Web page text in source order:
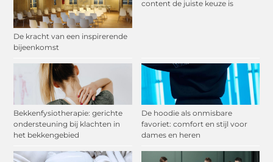
De kracht van een inspirerende
bijeenkomst
content de juiste keuze is
Bekkenfysiotherapie: gerichte
ondersteuning bij klachten in
het bekkengebied
De hoodie als onmisbare
favoriet: comfort en stijl voor
dames en heren